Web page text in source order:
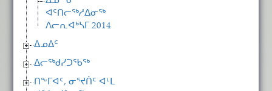
ᐊᑦᑎᓕᖅᓱᐃᓂᖅ
ᐱᓕᕆᐊᒃᓴᒥ 2014
ᐃᓄᐃᑦ
ᐃᓕᖅᑯᓯᑐᖃᖅ
ᑎᖕᒥᐊᑦ, ᓂᕐᔪᑏᑦ ᐊᒻᒪ